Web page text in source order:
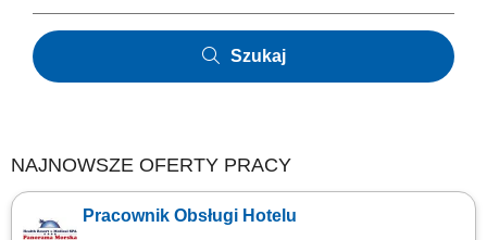
Szukaj
NAJNOWSZE OFERTY PRACY
Pracownik Obsługi Hotelu